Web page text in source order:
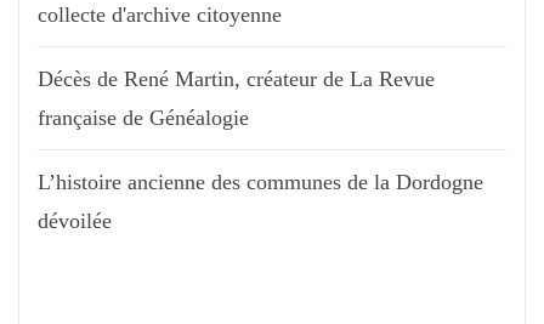
collecte d'archive citoyenne
Décès de René Martin, créateur de La Revue
française de Généalogie
L’histoire ancienne des communes de la Dordogne
dévoilée